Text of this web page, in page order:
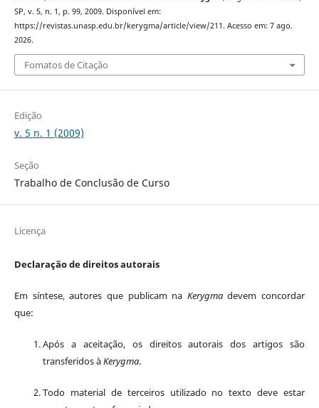
SP, v. 5, n. 1, p. 99, 2009. Disponível em:
https://revistas.unasp.edu.br/kerygma/article/view/211. Acesso em: 7 ago.
2026.
Fomatos de Citação
Edição
v. 5 n. 1 (2009)
Seção
Trabalho de Conclusão de Curso
Licença
Declaração de direitos autorais
Em síntese, autores que publicam na Kerygmadevem concordar
que:
Após a aceitação, os direitos autorais dos artigos são
transferidos àKerygma.
Todo material de terceiros utilizado no texto deve estar